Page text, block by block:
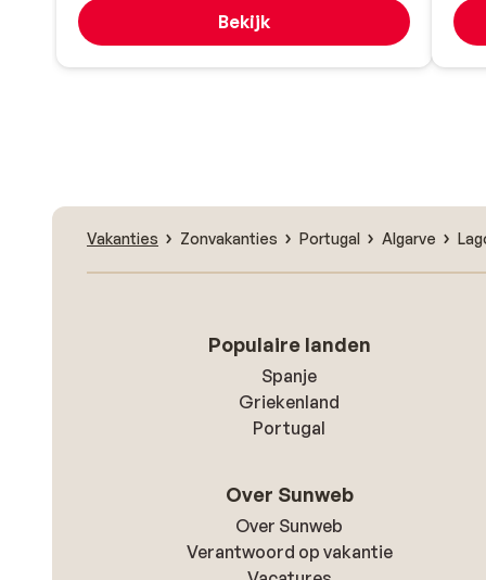
Bekijk
Vakanties Zonvakanties Portugal Algarve
Populaire landen
Spanje
Griekenland
Portugal
Over Sunweb
Over Sunweb
Verantwoord op vakantie